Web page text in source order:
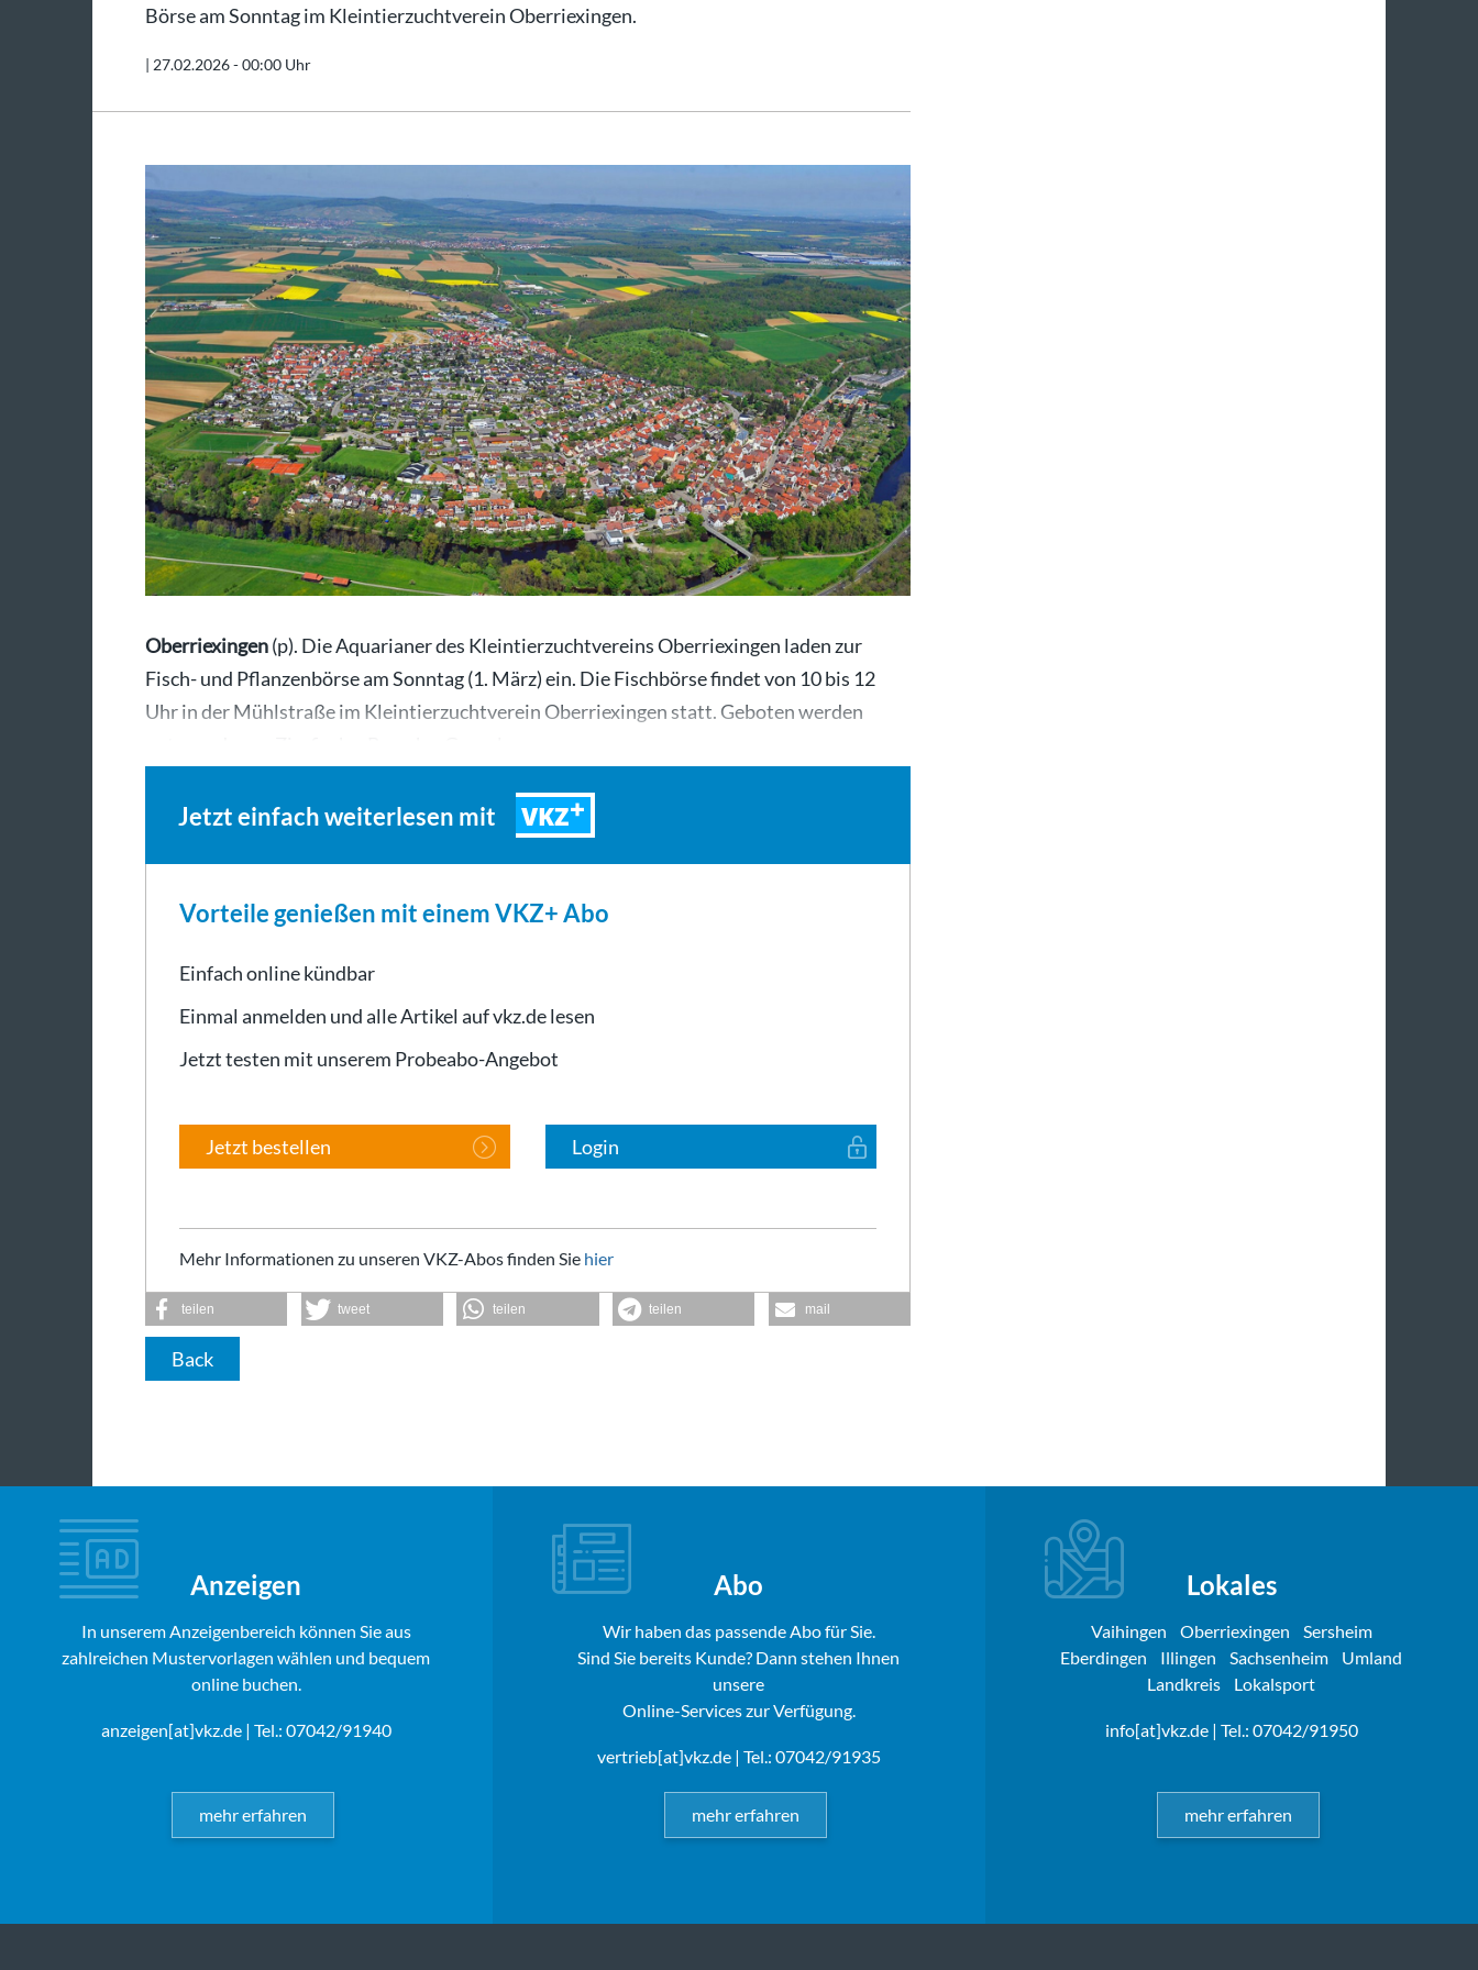
Börse am Sonntag im Kleintierzuchtverein Oberriexingen.
| 27.02.2026 - 00:00 Uhr
Oberriexingen(p). Die Aquarianer des Kleintierzuchtvereins Oberriexingen laden zur
Fisch- und Pflanzenbörse am Sonntag (1. März) ein. Die Fischbörse findet von 10 bis 12
Uhr in der Mühlstraße im Kleintierzuchtverein Oberriexingen statt. Geboten werden
Jetzt einfach weiterlesen mit VKZ
Vorteile genießen mit einem VKZ+ Abo
Einfach online kündbar
Einmal anmelden und alle Artikel auf vkz.de lesen
Jetzt testen mit unserem Probeabo-Angebot
Jetzt bestellen Login
Mehr Informationen zu unseren VKZ-Abos finden Sie hier
teilen tweet teilen teilen mail
Back
Anzeigen
In unserem Anzeigenbereich können Sie aus
zahlreichen Mustervorlagen wählen und bequem
online buchen.
anzeigen[at]vkz.de| Tel.: 07042/91940
mehr erfahren
Abo
Wir haben das passende Abo für Sie.
Sind Sie bereits Kunde? Dann stehen Ihnen
unsere
Online-Services zur Verfügung.
vertrieb[at]vkz.de| Tel.: 07042/91935
mehr erfahren
Lokales
Vaihingen Oberriexingen
Sersheim
Eberdingen
Illingen Sachsenheim
Umland
Landkreis
Lokalsport
info[at]vkz.de| Tel.: 07042/91950
mehr erfahren